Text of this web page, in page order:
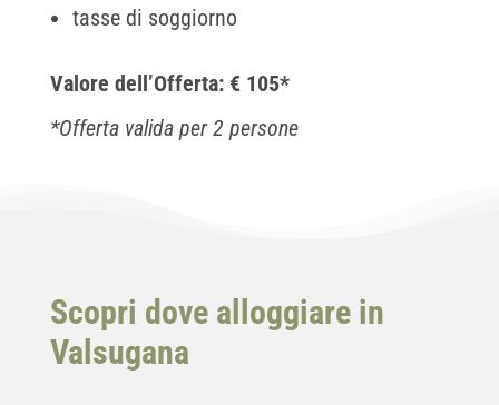
tasse di soggiorno
Valore dell’Offerta: € 105*
*Offerta valida per 2 persone
Scopri dove alloggiare in
Valsugana